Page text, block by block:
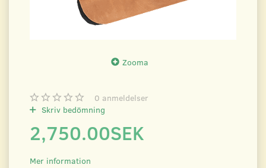
Zooma
0 anmeldelser
Skriv bedömning
2,750.00SEK
Mer information